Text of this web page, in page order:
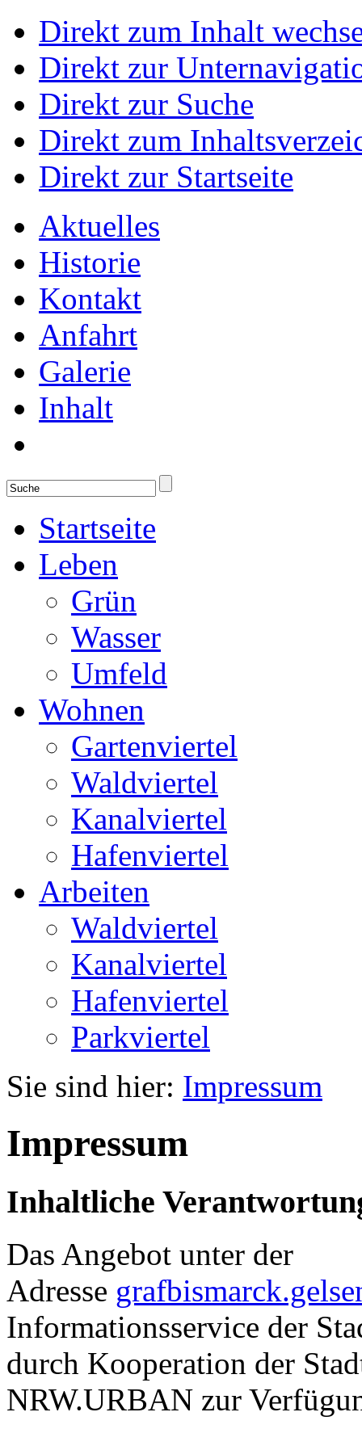
Direkt zum Inhalt
Direkt zur
Direkt zur Suche
Direkt zum
Direkt zur Startseite
Aktuelles
Historie
Kontakt
Anfahrt
Galerie
Inhalt
Startseite
Leben
Grün
Wasser
Umfeld
Wohnen
Gartenviertel
Waldviertel
Kanalviertel
Hafenviertel
Arbeiten
Waldviertel
Kanalviertel
Hafenviertel
Parkviertel
Sie sind hier: Impressum
Impressum
Inhaltliche
Das Angebot unter der
Adresse
Informationsservice der
durch Kooperation der
NRW.URBAN zur